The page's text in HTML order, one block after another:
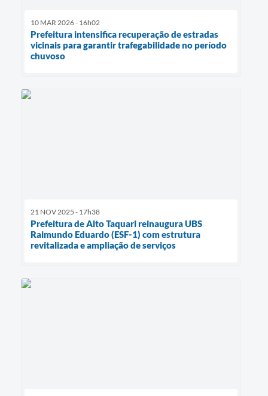
10 MAR 2026 - 16h02
Prefeitura intensifica recuperação de estradas
vicinais para garantir trafegabilidade no período
chuvoso
21 NOV 2025 - 17h38
Prefeitura de Alto Taquari reinaugura UBS
Raimundo Eduardo (ESF-1) com estrutura
revitalizada e ampliação de serviços